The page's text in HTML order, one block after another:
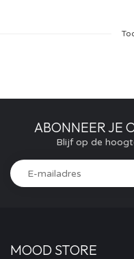
ABONNEER JE
Blijf op de
MOOD STORE